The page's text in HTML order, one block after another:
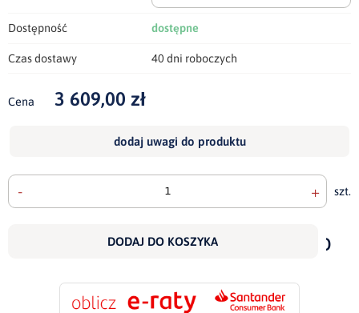
Dostępność dostępne
Czas dostawy 40 dni roboczych
Cena 3 609,00 zł
dodaj uwagi do produktu
- + szt.
DODAJ DO KOSZYKA
do